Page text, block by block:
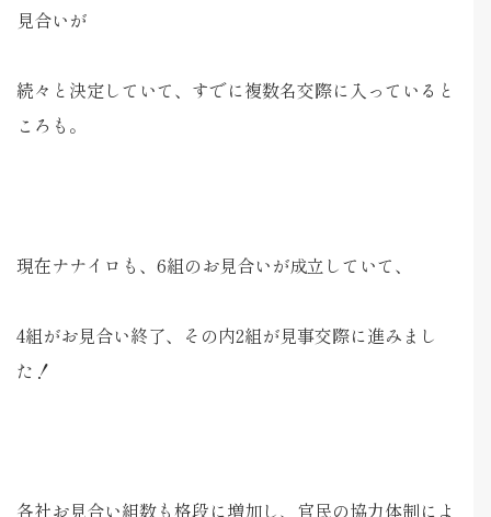
見合いが
続々と決定していて、すでに複数名交際に入っていると
ころも。
現在ナナイロも、6組のお見合いが成立していて、
4組がお見合い終了、その内2組が見事交際に進みまし
た！
各社お見合い組数も格段に増加し、官民の協力体制によ